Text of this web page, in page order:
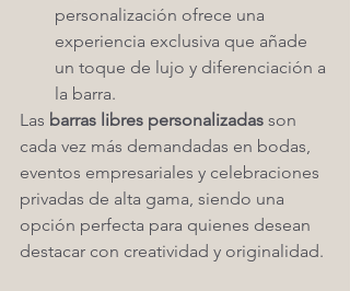
personalización ofrece una
experiencia exclusiva que añade
un toque de lujo y diferenciación a
la barra.
Las barras libres personalizadas son
cada vez más demandadas en bodas,
eventos empresariales y celebraciones
privadas de alta gama, siendo una
opción perfecta para quienes desean
destacar con creatividad y originalidad.